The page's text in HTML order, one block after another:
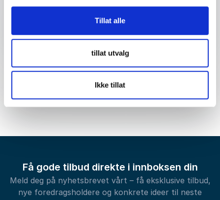
Tillat alle
tillat utvalg
Ikke tillat
Få gode tilbud direkte i innboksen din
Meld deg på nyhetsbrevet vårt – få eksklusive tilbud,
nye foredragsholdere og konkrete ideer til neste